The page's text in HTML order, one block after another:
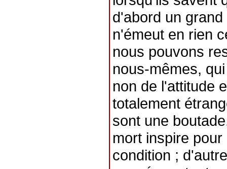
d'abord un
n'émeut en rien
nous pouvons
nous-mêmes,
non de l'attitude
totalement
sont une
mort inspire
condition ;